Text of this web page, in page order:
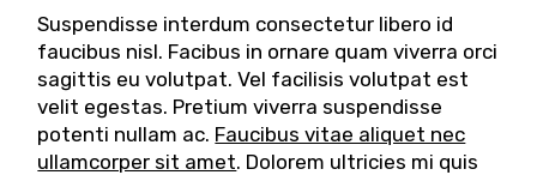
Suspendisse interdum consectetur libero id
faucibus nisl. Facibus in ornare quam viverra orci
sagittis eu volutpat. Vel facilisis volutpat est
velit egestas. Pretium viverra suspendisse
potenti nullam ac. Faucibus vitae aliquet nec
ullamcorper sit amet. Dolorem ultricies mi quis